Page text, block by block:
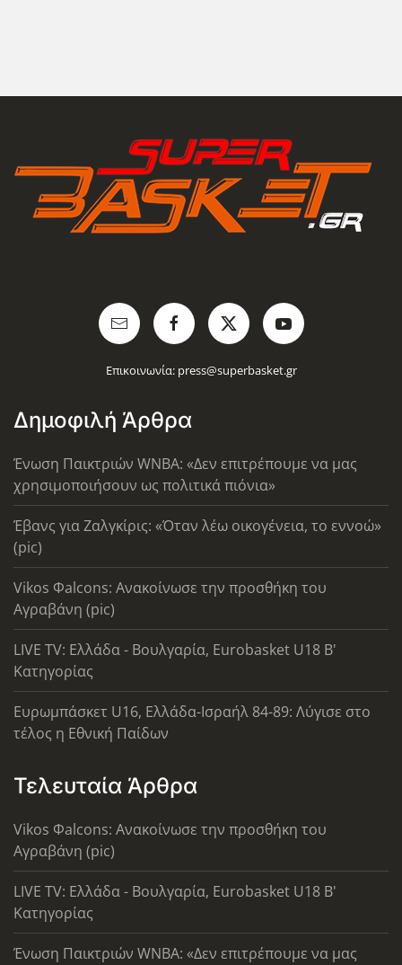
Επικοινωνία: press@superbasket.gr
Δημοφιλή Άρθρα
Ένωση Παικτριών WNBA: «Δεν επιτρέπουμε να μας
χρησιμοποιήσουν ως πολιτικά πιόνια»
Έβανς για Ζαλγκίρις: «Όταν λέω οικογένεια, το εννοώ»
(pic)
Vikos Φalcons: Ανακοίνωσε την προσθήκη του
Αγραβάνη (pic)
LIVE TV: Ελλάδα - Βουλγαρία, Eurobasket U18 Β'
Κατηγορίας
Ευρωμπάσκετ U16, Ελλάδα-Ισραήλ 84-89: Λύγισε στο
τέλος η Εθνική Παίδων
Τελευταία Άρθρα
Vikos Φalcons: Ανακοίνωσε την προσθήκη του
Αγραβάνη (pic)
LIVE TV: Ελλάδα - Βουλγαρία, Eurobasket U18 Β'
Κατηγορίας
Ένωση Παικτριών WNBA: «Δεν επιτρέπουμε να μας